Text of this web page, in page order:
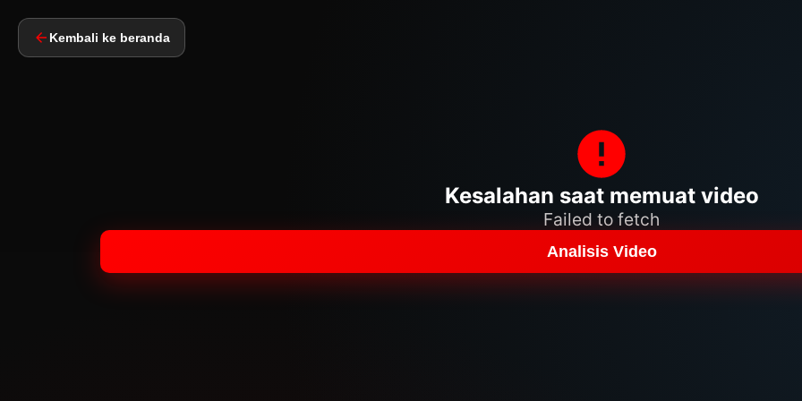
Kembali ke beranda
Kesalahan saat memuat video
Failed to fetch
Analisis Video